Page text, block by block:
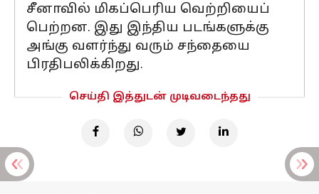
சீனாவில் மிகப்பெரிய வெற்றியைப்
பெற்றன. இது இந்திய படங்களுக்கு
அங்கு வளர்ந்து வரும் சந்தையை
பிரதிபலிக்கிறது.
செய்தி இத்துடன் முடிவடைந்தது